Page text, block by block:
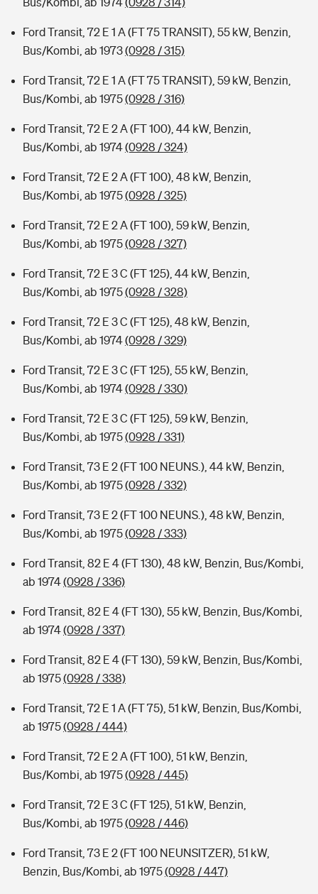
Ford Transit, 72 E 1 A (FT 75 TRANSIT), 55 kW, Benzin,
Bus/Kombi, ab 1973(0928 / 315)
Ford Transit, 72 E 1 A (FT 75 TRANSIT), 59 kW, Benzin,
Bus/Kombi, ab 1975(0928 / 316)
Ford Transit, 72 E 2 A (FT 100), 44 kW, Benzin,
Bus/Kombi, ab 1974(0928 / 324)
Ford Transit, 72 E 2 A (FT 100), 48 kW, Benzin,
Bus/Kombi, ab 1975(0928 / 325)
Ford Transit, 72 E 2 A (FT 100), 59 kW, Benzin,
Bus/Kombi, ab 1975(0928 / 327)
Ford Transit, 72 E 3 C (FT 125), 44 kW, Benzin,
Bus/Kombi, ab 1975(0928 / 328)
Ford Transit, 72 E 3 C (FT 125), 48 kW, Benzin,
Bus/Kombi, ab 1974(0928 / 329)
Ford Transit, 72 E 3 C (FT 125), 55 kW, Benzin,
Bus/Kombi, ab 1974(0928 / 330)
Ford Transit, 72 E 3 C (FT 125), 59 kW, Benzin,
Bus/Kombi, ab 1975(0928 / 331)
Ford Transit, 73 E 2 (FT 100 NEUNS.), 44 kW, Benzin,
Bus/Kombi, ab 1975(0928 / 332)
Ford Transit, 73 E 2 (FT 100 NEUNS.), 48 kW, Benzin,
Bus/Kombi, ab 1975(0928 / 333)
Ford Transit, 82 E 4 (FT 130), 48 kW, Benzin, Bus/Kombi,
ab 1974(0928 / 336)
Ford Transit, 82 E 4 (FT 130), 55 kW, Benzin, Bus/Kombi,
ab 1974(0928 / 337)
Ford Transit, 82 E 4 (FT 130), 59 kW, Benzin, Bus/Kombi,
ab 1975(0928 / 338)
Ford Transit, 72 E 1 A (FT 75), 51 kW, Benzin, Bus/Kombi,
ab 1975(0928 / 444)
Ford Transit, 72 E 2 A (FT 100), 51 kW, Benzin,
Bus/Kombi, ab 1975(0928 / 445)
Ford Transit, 72 E 3 C (FT 125), 51 kW, Benzin,
Bus/Kombi, ab 1975(0928 / 446)
Ford Transit, 73 E 2 (FT 100 NEUNSITZER), 51 kW,
Benzin, Bus/Kombi, ab 1975(0928 / 447)